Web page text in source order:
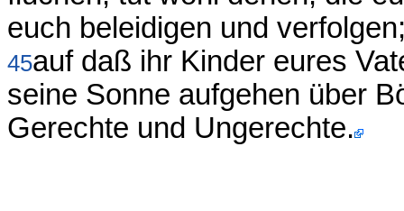
euch beleidigen und
45auf daß ihr Kinder eures
seine Sonne aufgehen über
Gerechte und Ungerechte.